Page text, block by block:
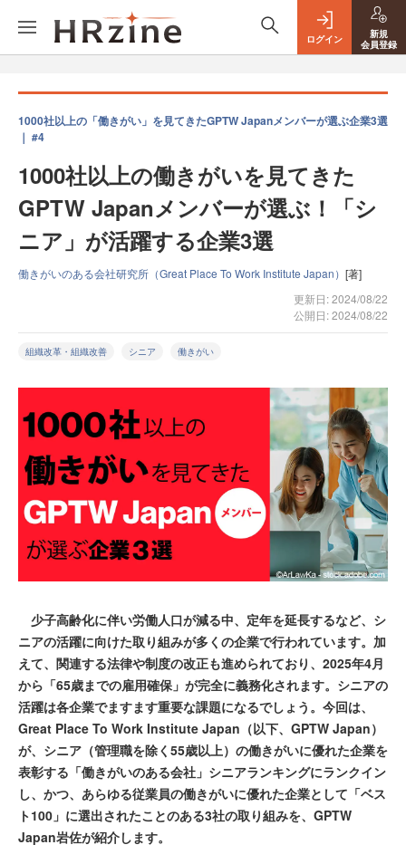
ログイン
新規
会員登録
1000社以上の「働きがい」を見てきたGPTW Japanメンバーが選ぶ企業3選
｜ #4
1000社以上の働きがいを見てきた
GPTW Japanメンバーが選ぶ！「シ
ニア」が活躍する企業3選
働きがいのある会社研究所（Great Place To Work Institute Japan） [著]
更新日: 2024/08/22
公開日: 2024/08/22
組織改革・組織改善 シニア 働きがい
少子高齢化に伴い労働人口が減る中、定年を延長するなど、シ
ニアの活躍に向けた取り組みが多くの企業で行われています。加
えて、関連する法律や制度の改正も進められており、2025年4月
から「65歳までの雇用確保」が完全に義務化されます。シニアの
活躍は各企業でますます重要な課題になるでしょう。今回は、
Great Place To Work Institute Japan（以下、GPTW Japan）
が、シニア（管理職を除く55歳以上）の働きがいに優れた企業を
表彰する「働きがいのある会社」シニアランキングにランクイン
し、かつ、あらゆる従業員の働きがいに優れた企業として「ベス
ト100」に選出されたことのある3社の取り組みを、GPTW
Japan岩佐が紹介します。